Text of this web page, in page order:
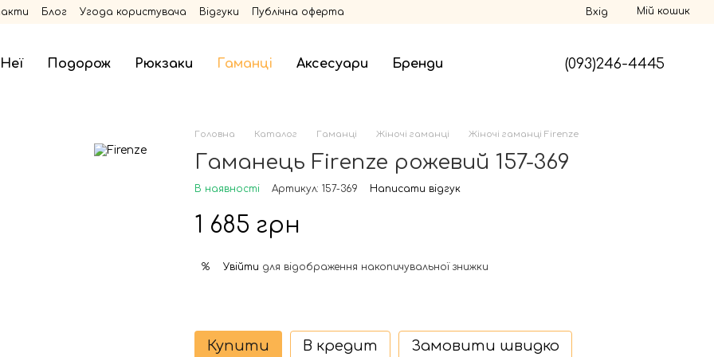
Блог Угода користувача Відгуки Публічна оферта Вхід Мій кошик
Подорож Рюкзаки Гаманці Аксесуари Бренди (093)246-4445
Головна Каталог Гаманці Жіночі гаманці Жіночі гаманці Firenze
Гаманець Firenze рожевий 157-369
В наявності Артикул: 157-369 Написати відгук
1 685 грн
% Увійти для відображення накопичувальної знижки
Купити В кредит Замовити швидко